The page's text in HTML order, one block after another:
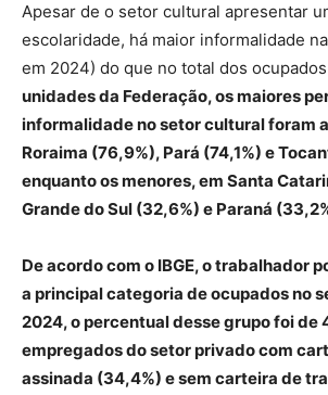
Apesar de o setor cultural apresentar
escolaridade, há maior informalidade
em 2024) do que no total dos
unidades da Federação, os maiores
informalidade no setor cultural foram
Roraima (76,9%), Pará (74,1%) e
enquanto os menores, em Santa
Grande do Sul (32,6%) e Paraná
De acordo com o IBGE, o trabalhador
a principal categoria de ocupados no
2024, o percentual desse grupo foi de
empregados do setor privado com
assinada (34,4%) e sem carteira de